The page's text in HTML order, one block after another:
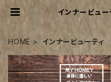
インナービュ
HOME インナービューティ